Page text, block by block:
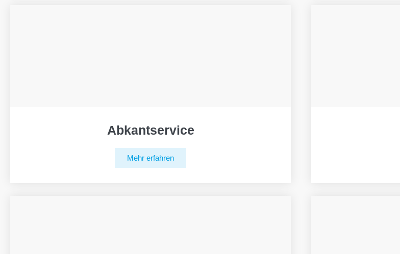
Abkantservice
Mehr erfahren